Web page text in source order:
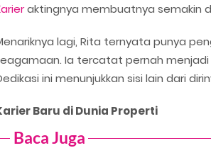
aktingnya membuatnya semakin
lagi, Rita ternyata punya
Ia tercatat pernah
ini menunjukkan sisi lain dari
Baru di Dunia Properti
Baca Juga